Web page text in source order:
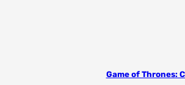
Game of Thrones: